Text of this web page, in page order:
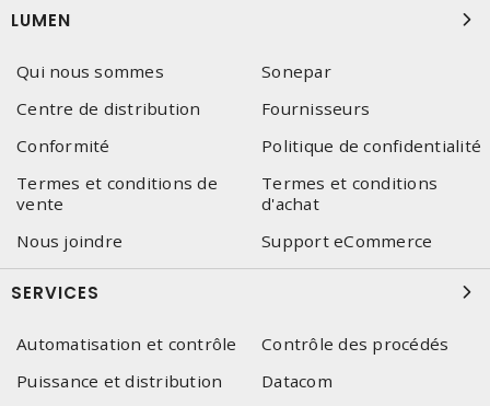
LUMEN
Qui nous sommes
Sonepar
Centre de distribution
Fournisseurs
Conformité
Politique de confidentialité
Termes et conditions de
vente
Termes et conditions
d'achat
Nous joindre
Support eCommerce
SERVICES
Automatisation et contrôle
Contrôle des procédés
Puissance et distribution
Datacom